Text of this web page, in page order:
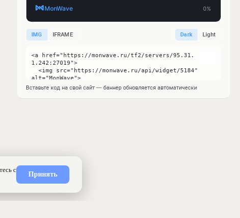
IMG IFRAME Dark Light
Вставьте код на свой сайт — баннер обновляется автоматически